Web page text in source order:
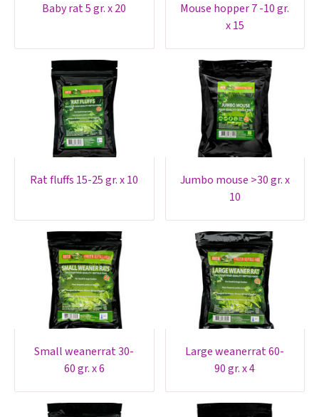
baby rat 5 gr. x 20
mouse hopper 7 -10 gr.
x 15
rat fluffs 15-25 gr. x 10
jumbo mouse >30 gr. x
10
small weanerrat 30-
60 gr. x 6
large weanerrat 60-
90 gr. x 4